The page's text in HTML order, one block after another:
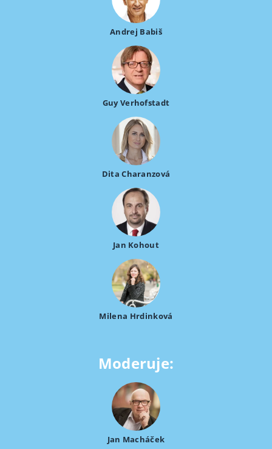
Andrej Babiš
Guy Verhofstadt
Dita Charanzová
Jan Kohout
Milena Hrdinková
Moderuje:
Jan Macháček